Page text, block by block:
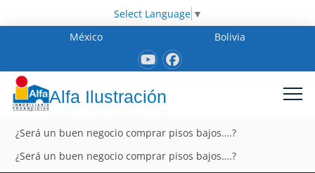
Select Language ▼
México
Bolivia
Alfa Ilustración
¿Será un buen negocio comprar pisos bajos….?
¿Será un buen negocio comprar pisos bajos….?